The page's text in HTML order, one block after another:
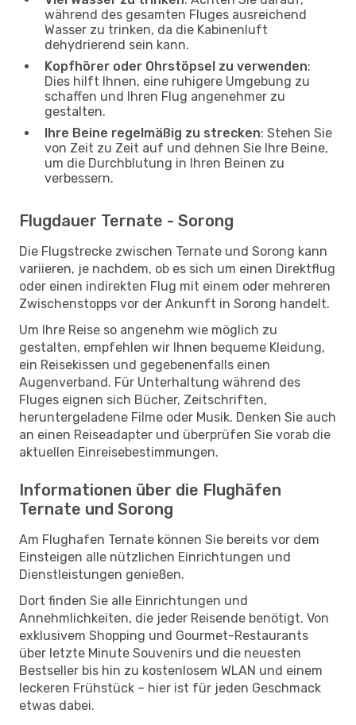
während des gesamten Fluges ausreichend
Wasser zu trinken, da die Kabinenluft
dehydrierend sein kann.
Kopfhörer oder Ohrstöpsel zu verwenden:
Dies hilft Ihnen, eine ruhigere Umgebung zu
schaffen und Ihren Flug angenehmer zu
gestalten.
Ihre Beine regelmäßig zu strecken: Stehen Sie
von Zeit zu Zeit auf und dehnen Sie Ihre Beine,
um die Durchblutung in Ihren Beinen zu
verbessern.
Flugdauer Ternate - Sorong
Die Flugstrecke zwischen Ternate und Sorong kann
variieren, je nachdem, ob es sich um einen Direktflug
oder einen indirekten Flug mit einem oder mehreren
Zwischenstopps vor der Ankunft in Sorong handelt.
Um Ihre Reise so angenehm wie möglich zu
gestalten, empfehlen wir Ihnen bequeme Kleidung,
ein Reisekissen und gegebenenfalls einen
Augenverband. Für Unterhaltung während des
Fluges eignen sich Bücher, Zeitschriften,
heruntergeladene Filme oder Musik. Denken Sie auch
an einen Reiseadapter und überprüfen Sie vorab die
aktuellen Einreisebestimmungen.
Informationen über die Flughäfen
Ternate und Sorong
Am Flughafen Ternate können Sie bereits vor dem
Einsteigen alle nützlichen Einrichtungen und
Dienstleistungen genießen.
Dort finden Sie alle Einrichtungen und
Annehmlichkeiten, die jeder Reisende benötigt. Von
exklusivem Shopping und Gourmet-Restaurants
über letzte Minute Souvenirs und die neuesten
Bestseller bis hin zu kostenlosem WLAN und einem
leckeren Frühstück – hier ist für jeden Geschmack
etwas dabei.